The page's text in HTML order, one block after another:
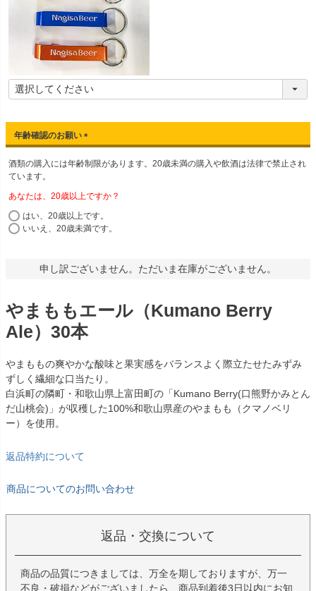
年齢確認のお願い
(
必
酒類の購入には年齢制限があります。20歳未満の購入や飲酒は法律で禁止され
ています。
あなたは、20歳以上ですか？
はい、20歳以上です。
いいえ、20歳未満です。
申し訳ございません。ただいま在庫がございません。
やまももエール（Kumano Berry
Ale）30本
やまももの爽やかな酸味と果実感をバランスよく際立たせたみずみ
ずしく繊細な口当たり。
白浜町の隣町・和歌山県上富田町の「Kumano Berry(口熊野かみとん
だ山桃会)」が収穫した100%和歌山県産のやまもも（クマノベリ
ー）を使用。
返品特約について
商品についてのお問い合わせ
返品・交換について
商品の品質につきましては、万全を期しておりますが、万一
不良・破損などがございましたら、商品到着後3日以内にお知